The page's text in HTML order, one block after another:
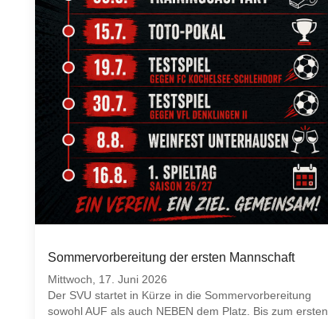
Sommervorbereitung der ersten Mannschaft
Mittwoch, 17. Juni 2026
Der SVU startet in Kürze in die Sommervorbereitung
sowohl AUF als auch NEBEN dem Platz. Bis zum ersten